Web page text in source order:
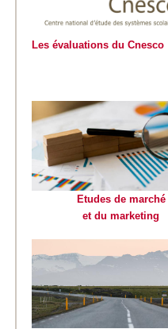
Les évaluations du Cnesco
Etudes de marché
et du marketing